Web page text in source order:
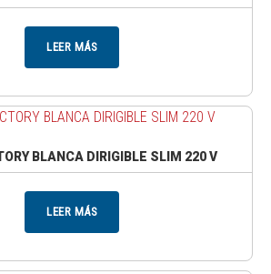
LEER MÁS
BLANCA DIRIGIBLE SLIM 220 V
LEER MÁS